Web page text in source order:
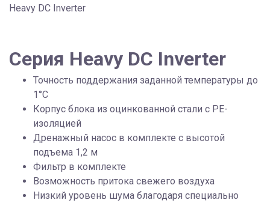
Heavy DC Inverter
Серия Heavy DC Inverter
Точность поддержания заданной температуры до
1°С
Корпус блока из оцинкованной стали с PE-
изоляцией
Дренажный насос в комплекте с высотой
подъема 1,2 м
Фильтр в комплекте
Возможность притока свежего воздуха
Низкий уровень шума благодаря специально